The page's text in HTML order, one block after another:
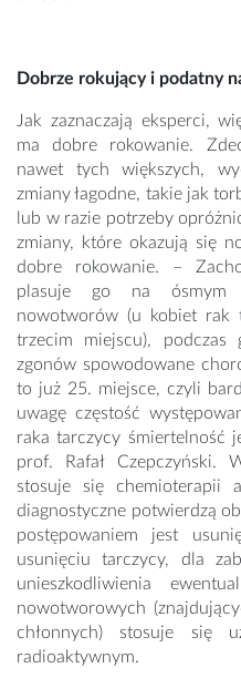
Dobrze rokujący i podatny
Jak zaznaczają eksperci,
ma dobre rokowanie.
nawet tych większych,
zmiany łagodne, takie jak
lub w razie potrzeby
zmiany, które okazują się
dobre rokowanie. –
plasuje go na ósmym
nowotworów (u kobiet rak
trzecim miejscu),
zgonów spowodowane
to już 25. miejsce, czyli
uwagę częstość
raka tarczycy śmiertelność
prof. Rafał Czepczyński.
stosuje się chemioterapii
diagnostyczne potwierdzą
postępowaniem jest
usunięciu tarczycy, dla
unieszkodliwienia
nowotworowych
chłonnych) stosuje się
radioaktywnym.